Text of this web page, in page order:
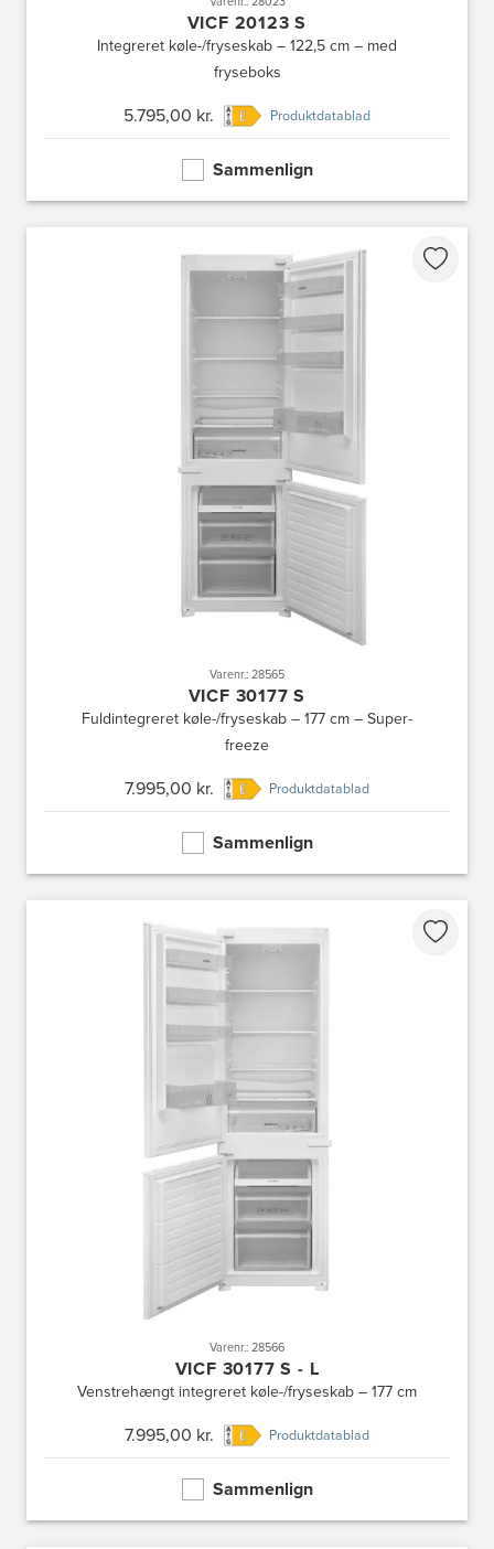
VICF 20123 S
Integreret køle-/fryseskab – 122,5 cm – med
fryseboks
5.795,00 kr. Produktdatablad
Sammenlign
Varenr.: 28565
VICF 30177 S
Fuldintegreret køle-/fryseskab – 177 cm – Super-
freeze
7.995,00 kr. Produktdatablad
Sammenlign
Varenr.: 28566
VICF 30177 S - L
Venstrehængt integreret køle-/fryseskab – 177 cm
7.995,00 kr. Produktdatablad
Sammenlign